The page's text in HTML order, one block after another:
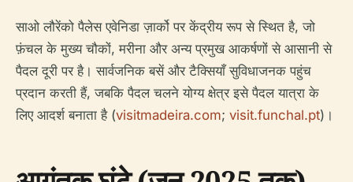
साओ लौरेंको पैलेस एवेनिडा ज़ार्को पर केंद्रीय रूप से स्थित है, जो
फ़ंचल के मुख्य चौकों, मरीना और अन्य प्रमुख आकर्षणों से आसानी से
पैदल दूरी पर है। सार्वजनिक बसें और टैक्सियाँ सुविधाजनक पहुंच
प्रदान करती हैं, जबकि पैदल चलने योग्य क्षेत्र इसे पैदल यात्रा के
लिए आदर्श बनाता है (visitmadeira.com; visit.funchal.pt)।